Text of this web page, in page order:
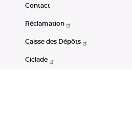
Contact
Réclamation
Caisse des Dépôts
Ciclade